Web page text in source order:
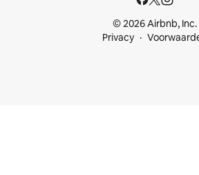
© 2026 Airbnb, Inc.
Privacy